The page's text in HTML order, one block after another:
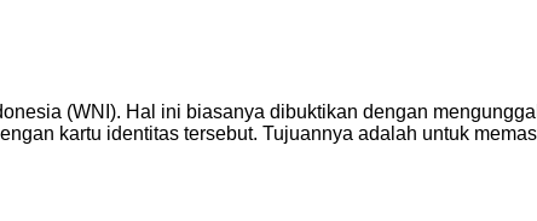
(WNI). Hal ini biasanya dibuktikan dengan
kartu identitas tersebut. Tujuannya adalah untuk